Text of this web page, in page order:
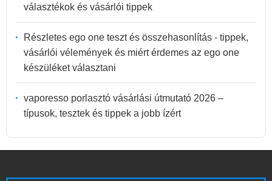
választékok és vásárlói tippek
Részletes ego one teszt és összehasonlítás - tippek,
vásárlói vélemények és miért érdemes az ego one
készüléket választani
vaporesso porlasztó vásárlási útmutató 2026 –
típusok, tesztek és tippek a jobb ízért